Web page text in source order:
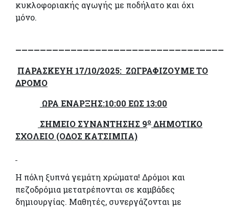
κυκλοφοριακής αγωγής με ποδήλατο και όχι
μόνο.
——————————————————————————————————
ΠΑΡΑΣΚΕΥΗ 17/10/2025: ΖΩΓΡΑΦΙΖΟΥΜΕ ΤΟ
ΔΡΟΜΟ
ΩΡΑ ΕΝΑΡΞΗΣ:10:00 ΕΩΣ 13:00
ΣΗΜΕΙΟ ΣΥΝΑΝΤΗΣΗΣ 9ο ΔΗΜΟΤΙΚΟ
ΣΧΟΛΕΙΟ (ΟΔΟΣ ΚΑΤΣΙΜΠΑ)
Η πόλη ξυπνά γεμάτη χρώματα! Δρόμοι και
πεζοδρόμια μετατρέπονται σε καμβάδες
δημιουργίας. Μαθητές, συνεργάζονται με